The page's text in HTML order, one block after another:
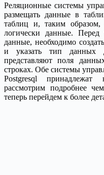
Реляционные системы
размещать данные в
таблиц и, таким образом,
логически данные.
данные, необходимо
и указать тип данных
представляют поля
строках. Обе системы
Postgresql
рассмотрим подробнее
теперь перейдем к более